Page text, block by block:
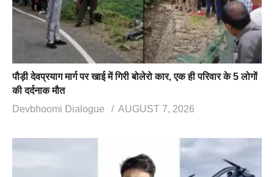
पौड़ी देवप्रयाग मार्ग पर खाई में गिरी बोलेरो कार, एक ही परिवार के 5 लोगों
की दर्दनाक मौत
Devbhoomi Dialogue
AUGUST 7, 2026